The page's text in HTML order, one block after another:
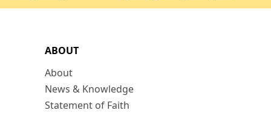
ABOUT
About
News & Knowledge
Statement of Faith